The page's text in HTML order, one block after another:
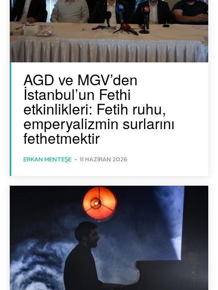
AGD ve MGV’den
İstanbul’un Fethi
etkinlikleri: Fetih ruhu,
emperyalizmin surlarını
fethetmektir
ERKAN MENTEŞE - 11 HAZIRAN 2026